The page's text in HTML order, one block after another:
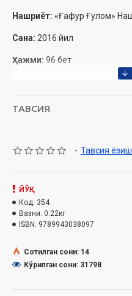
Нашриёт: «Ғафур Ғулом»
Сана: 2016 йил
Ҳажми: 96 бет
Ўлчами:84×108 1/32‎
ТАВСИЯ
- Тавсия ёзиш
ЙЎҚ
Код: 354
Вазни: 0.22кг
ISBN: 9789943038097
Сотилган сони: 14
Кўрилган сони: 31798